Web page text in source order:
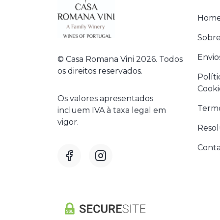
© Casa Romana Vini 2026. Todos
os direitos reservados.
Os valores apresentados
incluem IVA à taxa legal em
vigor.